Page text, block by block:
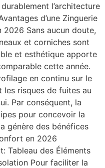
l’architecture
d’une Zinguerie
2026 Sans aucun doute,
et corniches sont
et esthétique apporte
cette année.
en continu sur le
risques de fuites au
Par conséquent, la
pour concevoir la
génère des bénéfices
en 2026
Tableau des Éléments
Pour faciliter la